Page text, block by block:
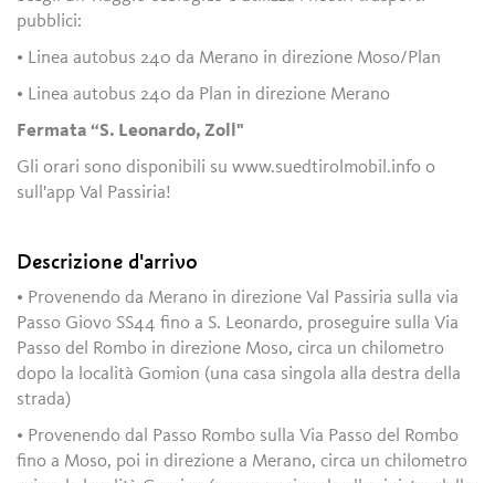
pubblici:
• Linea autobus 240 da Merano in direzione Moso/Plan
• Linea autobus 240 da Plan in direzione Merano
Fermata “S. Leonardo, Zoll"
Gli orari sono disponibili su www.suedtirolmobil.info o
sull'app Val Passiria!
Descrizione d'arrivo
• Provenendo da Merano in direzione Val Passiria sulla via
Passo Giovo SS44 fino a S. Leonardo, proseguire sulla Via
Passo del Rombo in direzione Moso, circa un chilometro
dopo la località Gomion (una casa singola alla destra della
strada)
• Provenendo dal Passo Rombo sulla Via Passo del Rombo
fino a Moso, poi in direzione a Merano, circa un chilometro